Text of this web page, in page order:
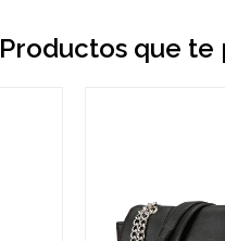
Productos que